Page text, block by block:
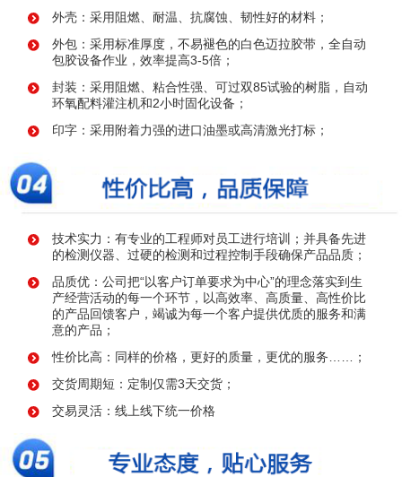
外壳：采用阻燃、耐温、抗腐蚀、韧性好的材料；
外包：采用标准厚度，不易褪色的白色迈拉胶带，全自动
包胶设备作业，效率提高3-5倍；
封装：采用阻燃、粘合性强、可过双85试验的树脂，自动
环氧配料灌注机和2小时固化设备；
印字：采用附着力强的进口油墨或高清激光打标；
技术实力：有专业的工程师对员工进行培训；并具备先进
的检测仪器、过硬的检测和过程控制手段确保产品品质；
品质优：公司把“以客户订单要求为中心”的理念落实到生
产经营活动的每一个环节，以高效率、高质量、高性价比
的产品回馈客户，竭诚为每一个客户提供优质的服务和满
意的产品；
性价比高：同样的价格，更好的质量，更优的服务……；
交货周期短：定制仅需3天交货；
交易灵活：线上线下统一价格